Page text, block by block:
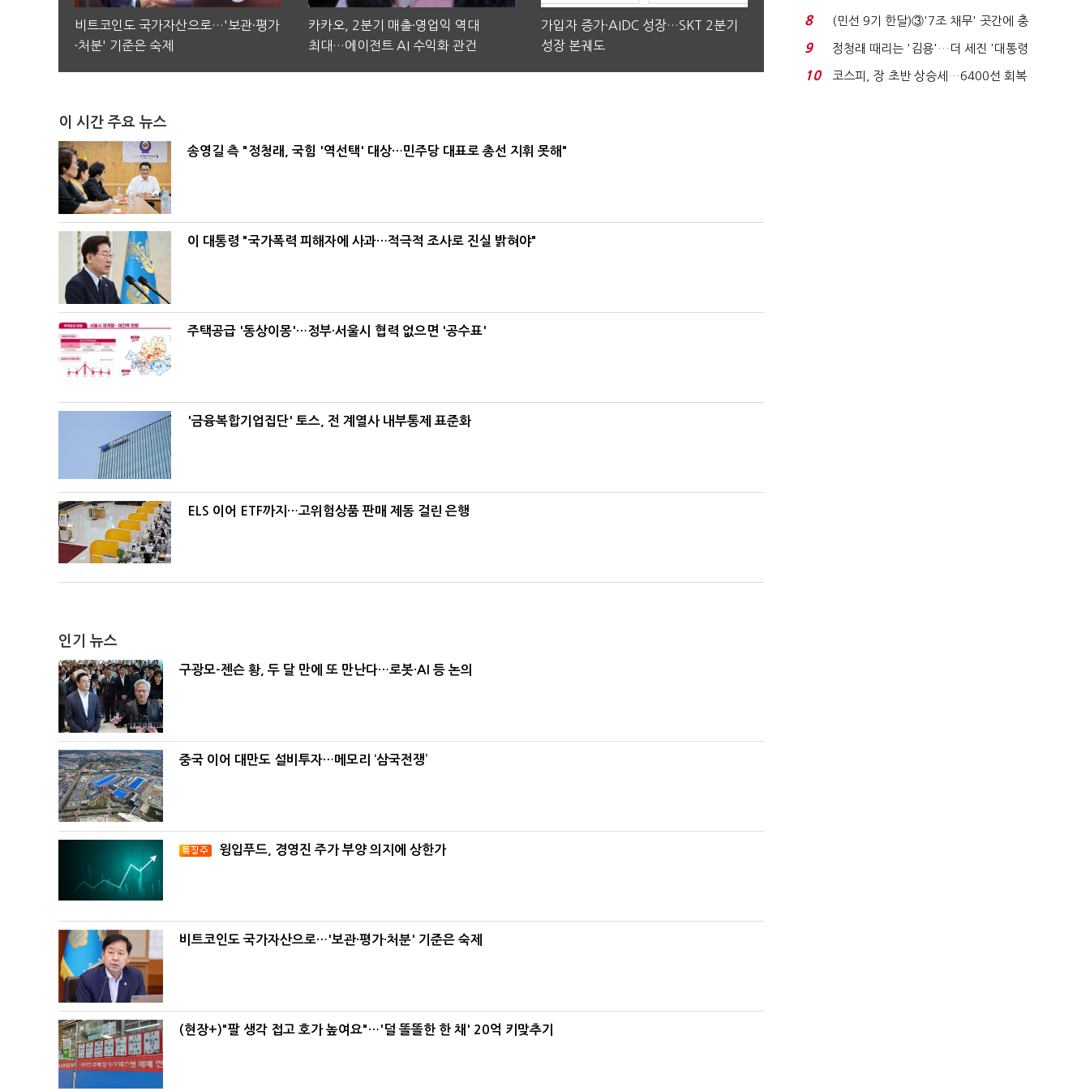
비트코인도 국가자산으로…'보관·평가
·처분' 기준은 숙제
카카오, 2분기 매출·영업익 역대
최대…에이전트 AI 수익화 관건
가입자 증가·AIDC 성장…SKT 2분기
성장 본궤도
이 시간 주요 뉴스
송영길 측 "정청래, 국힘 '역선택' 대상…민주당 대표로 총선 지휘 못해"
이 대통령 "국가폭력 피해자에 사과…적극적 조사로 진실 밝혀야"
주택공급 '동상이몽'…정부·서울시 협력 없으면 '공수표'
'금융복합기업집단' 토스, 전 계열사 내부통제 표준화
ELS 이어 ETF까지…고위험상품 판매 제동 걸린 은행
인기 뉴스
구광모-젠슨 황, 두 달 만에 또 만난다…로봇·AI 등 논의
중국 이어 대만도 설비투자…메모리 ‘삼국전쟁’
윙입푸드, 경영진 주가 부양 의지에 상한가
비트코인도 국가자산으로…'보관·평가·처분' 기준은 숙제
(현장+)"팔 생각 접고 호가 높여요"…'덜 똘똘한 한 채' 20억 키맞추기
비 0.2% 감소...
8
(민선 9기 한달)③'7조 채무' 곳간에 충
격…추미애, 20년...
9
정청래 때리는 '김용'…더 세진 '대통령
최측근' 입...
10
코스피, 장 초반 상승세…6400선 회복